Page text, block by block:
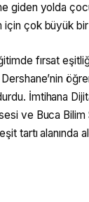
giden yolda
için çok büyük
fırsat
İmtihana
ve Buca
tartı alanında